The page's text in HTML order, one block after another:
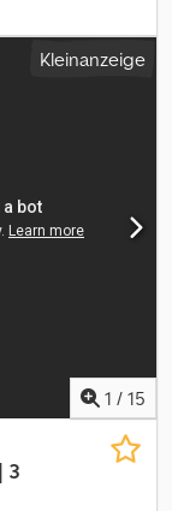
3 Antrieb:
1 kg Crodszmm
Kleinanzeige
1 / 15
3